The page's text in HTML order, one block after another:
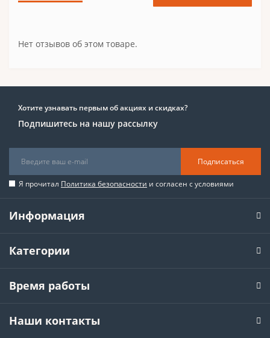
Нет отзывов об этом товаре.
Хотите узнавать первым об акциях и скидках?
Подпишитесь на нашу рассылку
Подписаться
Я прочитал Политика безопасности и согласен с условиями
Информация
Категории
Время работы
Наши контакты